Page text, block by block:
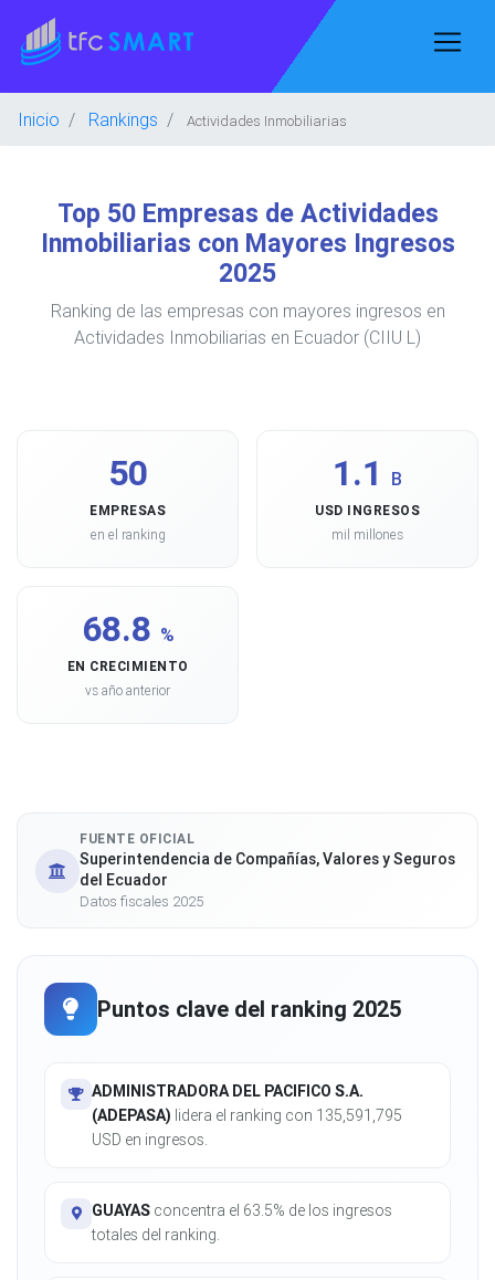
Inicio Rankings Actividades Inmobiliarias
Top 50 Empresas de Actividades
Inmobiliarias con Mayores Ingresos
2025
Ranking de las empresas con mayores ingresos en
Actividades Inmobiliarias en Ecuador (CIIU L)
50
EMPRESAS
en el ranking
1.1 B
USD INGRESOS
mil millones
68.8 %
EN CRECIMIENTO
vs año anterior
FUENTE OFICIAL
Superintendencia de Compañías, Valores y Seguros
del Ecuador
Datos fiscales 2025
Puntos clave del ranking 2025
ADMINISTRADORA DEL PACIFICO S.A.
(ADEPASA) lidera el ranking con 135,591,795
USD en ingresos.
GUAYAS concentra el 63.5% de los ingresos
totales del ranking.